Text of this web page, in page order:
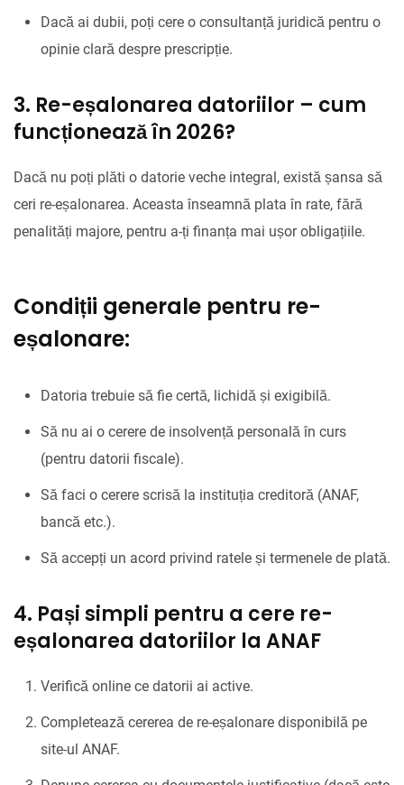
Dacă ai dubii, poți cere o consultanță juridică pentru o
opinie clară despre prescripție.
3. Re-eșalonarea datoriilor – cum
funcționează în 2026?
Dacă nu poți plăti o datorie veche integral, există șansa să
ceri re-eșalonarea. Aceasta înseamnă plata în rate, fără
penalități majore, pentru a-ți finanța mai ușor obligațiile.
Condiții generale pentru re-
eșalonare:
Datoria trebuie să fie certă, lichidă și exigibilă.
Să nu ai o cerere de insolvență personală în curs
(pentru datorii fiscale).
Să faci o cerere scrisă la instituția creditoră (ANAF,
bancă etc.).
Să accepți un acord privind ratele și termenele de plată.
4. Pași simpli pentru a cere re-
eșalonarea datoriilor la ANAF
Verifică online ce datorii ai active.
Completează cererea de re-eșalonare disponibilă pe
site-ul ANAF.